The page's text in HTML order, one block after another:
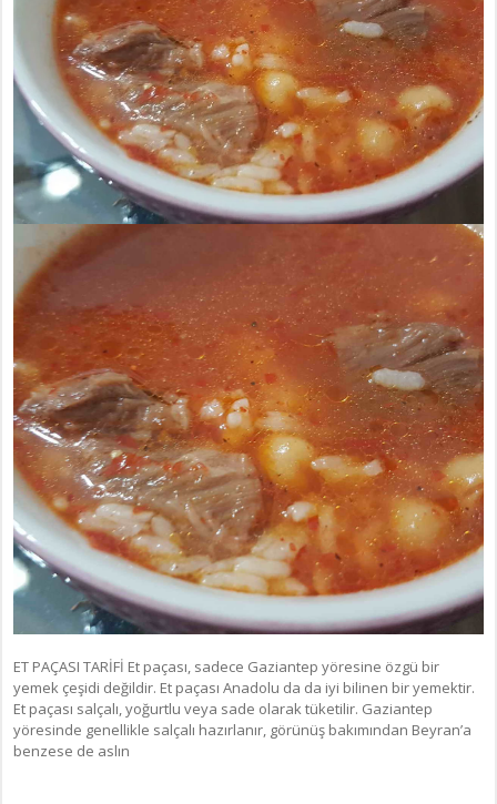
ET PAÇASI TARİFİ Et paçası, sadece Gaziantep yöresine özgü bir
yemek çeşidi değildir. Et paçası Anadolu da da iyi bilinen bir yemektir.
Et paçası salçalı, yoğurtlu veya sade olarak tüketilir. Gaziantep
yöresinde genellikle salçalı hazırlanır, görünüş bakımından Beyran’a
benzese de aslın